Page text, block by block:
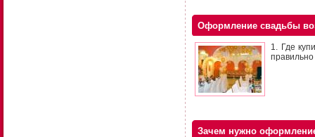
Оформление свадьбы
1. Где
правильно
Зачем нужно